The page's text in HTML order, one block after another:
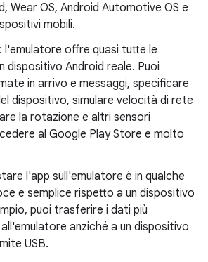
Wear OS, Android Automotive OS e
mobili.
: l'emulatore offre quasi tutte le
dispositivo Android reale. Puoi
in arrivo e messaggi, specificare
dispositivo, simulare velocità di rete
la rotazione e altri sensori
al Google Play Store e molto
l'app sull'emulatore è in qualche
e semplice rispetto a un dispositivo
puoi trasferire i dati più
anziché a un dispositivo
USB.